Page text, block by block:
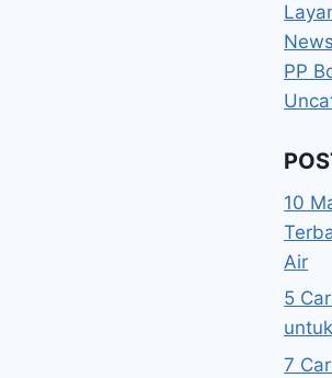
News
PP
10
Air
5
7